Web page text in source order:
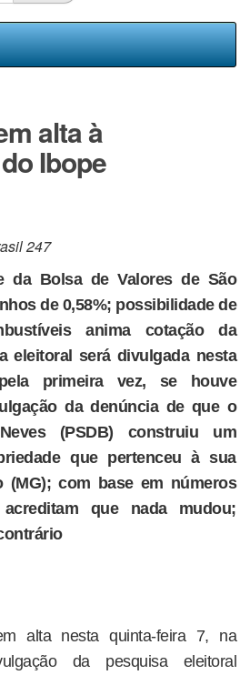
alta à
Ibope
247
da Bolsa de Valores de São
de 0,58%; possibilidade de
anima cotação da
eleitoral será divulgada nesta
primeira vez, se houve
da denúncia de que o
(PSDB) construiu um
que pertenceu à sua
(MG); com base em números
que nada mudou;
alta nesta quinta-feira 7, na
da pesquisa eleitoral